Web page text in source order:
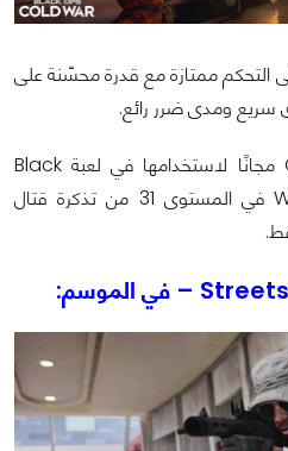
التحكم ممتازة مع قدرة محسّنة على
سريع ومدى ضرر رائع.
ويمكنك الحصول على Groza مجانًا لاستخدامها في لعبة Black
Ops: Cold War وWarzone في المستوى 31 من تذكرة قتال